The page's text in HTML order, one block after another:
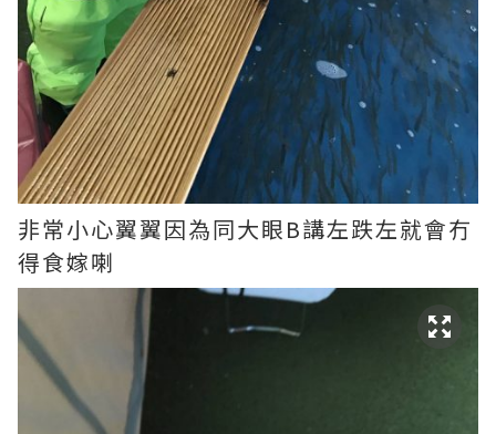
非常小心翼翼因為同大眼B講左跌左就會冇
得食嫁喇